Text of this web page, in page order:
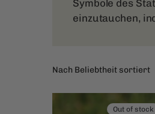
Symbole des
einzutauchen,
Out of stock